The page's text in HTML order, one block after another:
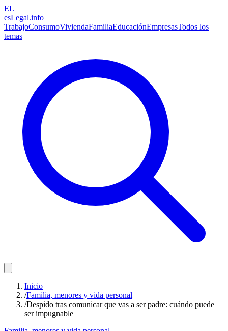
EL
esLegal.info
TrabajoConsumoViviendaFamiliaEducaciónEmpresasTodos los
temas
Inicio
/Familia, menores y vida personal
/Despido tras comunicar que vas a ser padre: cuándo puede
ser impugnable